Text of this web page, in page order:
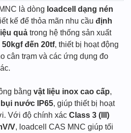
là dòng loadcell dạng nén
kế để thỏa mãn nhu cầu định
quả trong hệ thống sản xuất
50kgf đến 20tf, thiết bị hoạt động
cân trạm và các ứng dụng đo
bằng vật liệu inox cao cấp,
nước IP65, giúp thiết bị hoạt
Với độ chính xác Class 3 (III)
V, loadcell CAS MNC giúp tối